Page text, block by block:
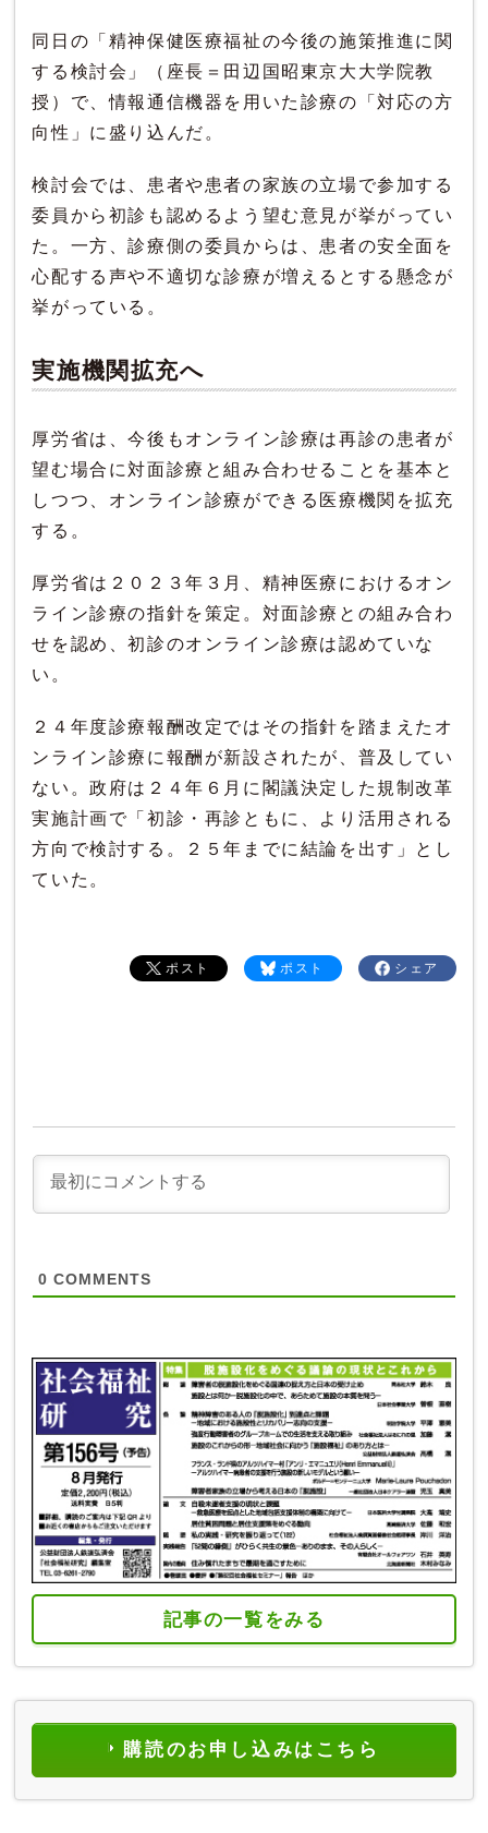
同日の「精神保健医療福祉の今後の施策推進に関
する検討会」（座長＝田辺国昭東京大大学院教
授）で、情報通信機器を用いた診療の「対応の方
向性」に盛り込んだ。
検討会では、患者や患者の家族の立場で参加する
委員から初診も認めるよう望む意見が挙がってい
た。一方、診療側の委員からは、患者の安全面を
心配する声や不適切な診療が増えるとする懸念が
挙がっている。
実施機関拡充へ
厚労省は、今後もオンライン診療は再診の患者が
望む場合に対面診療と組み合わせることを基本と
しつつ、オンライン診療ができる医療機関を拡充
する。
厚労省は２０２３年３月、精神医療におけるオン
ライン診療の指針を策定。対面診療との組み合わ
せを認め、初診のオンライン診療は認めていな
い。
２４年度診療報酬改定ではその指針を踏まえたオ
ンライン診療に報酬が新設されたが、普及してい
ない。政府は２４年６月に閣議決定した規制改革
実施計画で「初診・再診ともに、より活用される
方向で検討する。２５年までに結論を出す」とし
ていた。
シェア
ポスト
ポスト
0 COMMENTS
記事の一覧をみる
購読のお申し込みはこちら